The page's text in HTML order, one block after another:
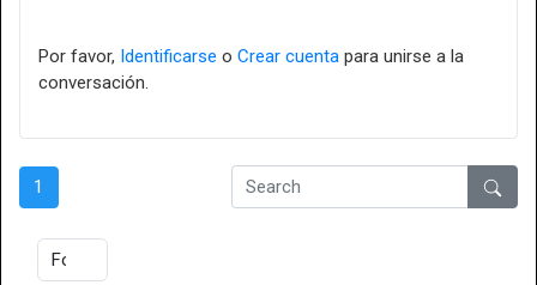
Por favor, Identificarse o Crear cuenta para unirse a la
conversación.
1